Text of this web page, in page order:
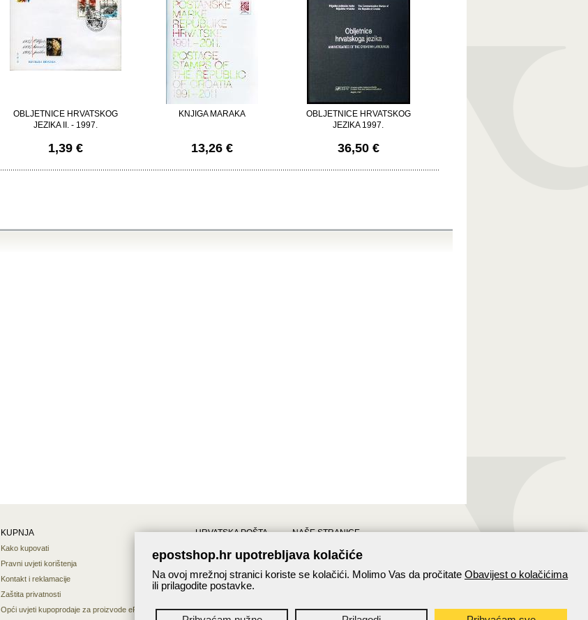
OBLJETNICE HRVATSKOG
JEZIKA II. - 1997.
1,39 €
KNJIGA MARAKA
13,26 €
OBLJETNICE HRVATSKOG
JEZIKA 1997.
36,50 €
KUPNJA
Kako kupovati
Pravni uvjeti korištenja
Kontakt i reklamacije
Zaštita privatnosti
Opći uvjeti kupoprodaje za proizvode ePost shopa
HRVATSKA POŠTA
O nama
Interaktivna karta
Praćenje pošiljaka
NAŠE STRANICE
Stranice Hrvatske pošte
Paket24
epostshop.hr upotrebljava kolačiće
Na ovoj mrežnoj stranici koriste se kolačići. Molimo Vas da pročitate Obavijest o kolačićima
ili prilagodite postavke.